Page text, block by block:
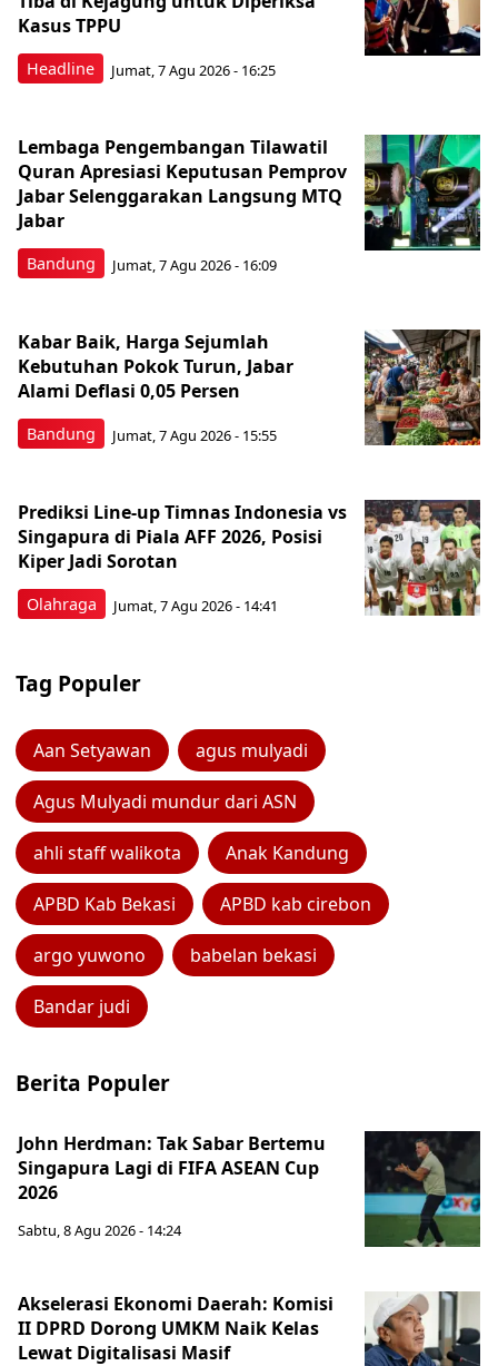
Headline
Kasus TPPU
Jumat, 7 Agu 2026 - 16:25
Bandung
Lembaga Pengembangan Tilawatil
Quran Apresiasi Keputusan Pemprov
Jabar Selenggarakan Langsung MTQ
Jabar
Jumat, 7 Agu 2026 - 16:09
Bandung
Kabar Baik, Harga Sejumlah
Kebutuhan Pokok Turun, Jabar
Alami Deflasi 0,05 Persen
Jumat, 7 Agu 2026 - 15:55
Olahraga
Prediksi Line-up Timnas Indonesia vs
Singapura di Piala AFF 2026, Posisi
Kiper Jadi Sorotan
Jumat, 7 Agu 2026 - 14:41
Tag Populer
Aan Setyawan agus mulyadi
Agus Mulyadi mundur dari ASN
ahli staff walikota Anak Kandung
APBD Kab Bekasi APBD kab cirebon
argo yuwono babelan bekasi
Bandar judi
Berita Populer
John Herdman: Tak Sabar Bertemu
Singapura Lagi di FIFA ASEAN Cup
2026
Sabtu, 8 Agu 2026 - 14:24
Akselerasi Ekonomi Daerah: Komisi
II DPRD Dorong UMKM Naik Kelas
Lewat Digitalisasi Masif